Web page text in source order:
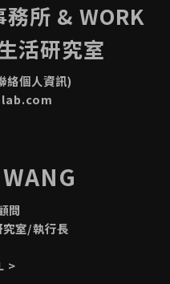
所 & WORK
活研究室
絡個人資訊)
問
室/執行長
>